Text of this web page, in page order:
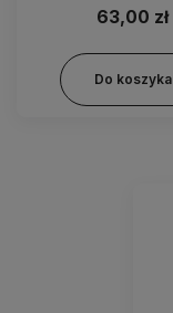
63,00 zł
Do koszyka